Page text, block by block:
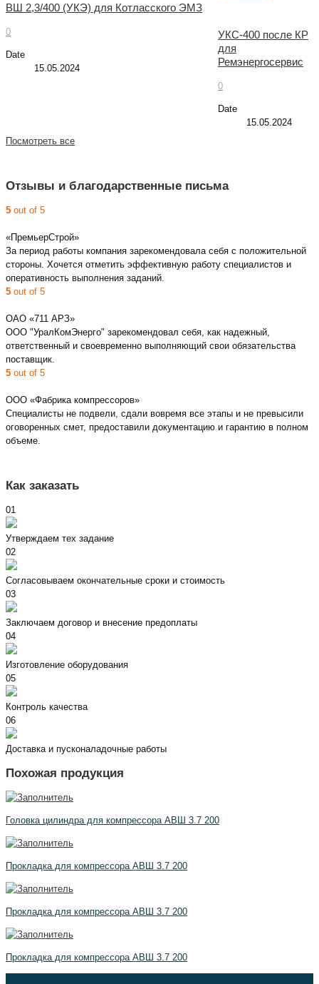
ВШ 2,3/400 (УКЭ) для Котласского ЭМЗ
0
Date
15.05.2024
УКС-400 после КР
для
Ремэнергосервис
0
Date
15.05.2024
Посмотреть все
Отзывы и благодарственные письма
5 out of 5
«ПремьерСтрой»
За период работы компания зарекомендовала себя с положительной
стороны. Хочется отметить эффективную работу специалистов и
оперативность выполнения заданий.
5 out of 5
ОАО «711 АРЗ»
ООО "УралКомЭнерго" зарекомендовал себя, как надежный,
ответственный и своевременно выполняющий свои обязательства
поставщик.
5 out of 5
ООО «Фабрика компрессоров»
Специалисты не подвели, сдали вовремя все этапы и не превысили
оговоренных смет, предоставили документацию и гарантию в полном
объеме.
Как заказать
01
Утверждаем тех задание
02
Согласовываем окончательные сроки и стоимость
03
Заключаем договор и внесение предоплаты
04
Изготовление оборудования
05
Контроль качества
06
Доставка и пусконаладочные работы
Похожая продукция
Головка цилиндра для компрессора АВШ 3.7 200
Прокладка для компрессора АВШ 3.7 200
Прокладка для компрессора АВШ 3.7 200
Прокладка для компрессора АВШ 3.7 200